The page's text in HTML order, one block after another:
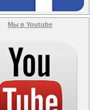
Мы в Youtube